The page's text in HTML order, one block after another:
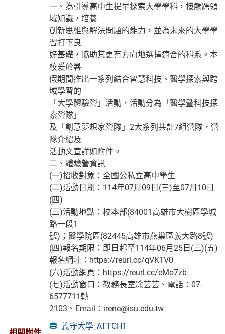
一、為引導高中生提早探索大學學科，接觸跨領
域知識，培養
創新思維與解決問題的能力，並為未來的大學學
習打下良
好基礎，協助其更有方向地選擇適合的科系。本
校爰於暑
假期間推出一系列結合智慧科技、醫學探索與跨
域學習的
「大學體驗營」活動，活動分為「醫學暨科技探
索營隊」
及「創意夢想家營隊」2大系列共計7組營隊，營
隊介紹及
活動文宣詳如附件。
二、體驗營資訊
(一)招收對象：全國公私立高中學生
(二)活動日期：114年07月09日(三)至07月10日
(四)
(三)活動地點：校本部(84001高雄市大樹區學城
路一段1
號)；醫學院區(82445高雄市燕巢區義大路8號)
(四)報名期限：即日起至114年06月25日(三)(五)
報名網址：https://reurl.cc/qVK1V0
(六)活動網頁：https://reurl.cc/eMo7zb
(七)活動窗口：教務長室凃芸芸、電話：07-
6577711轉
2103、Email：irene@isu.edu.tw
義守大學_ATTCH1